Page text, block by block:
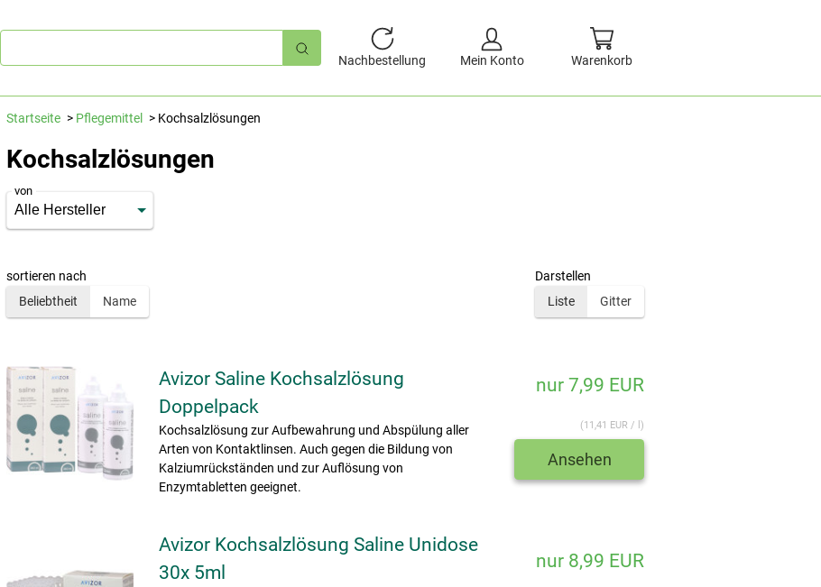
Schnellsuche
Nachbestellung
Mein Konto Warenkorb
Startseite Pflegemittel Kochsalzlösungen
Kochsalzlösungen
von
sortieren nach
Beliebtheit
Name
Darstellen
Liste
Gitter
Avizor Saline Kochsalzlösung
Doppelpack
Kochsalzlösung zur Aufbewahrung und Abspülung aller
Arten von Kontaktlinsen. Auch gegen die Bildung von
Kalziumrückständen und zur Auflösung von
Enzymtabletten geeignet.
nur 7,99 EUR
(11,41 EUR / l)
Ansehen
Avizor Kochsalzlösung Saline Unidose
30x 5ml
nur 8,99 EUR